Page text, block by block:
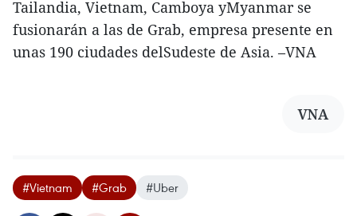
Tailandia, Vietnam, Camboya yMyanmar se
fusionarán a las de Grab, empresa presente en
unas 190 ciudades delSudeste de Asia. –VNA
VNA
#Vietnam #Grab #Uber